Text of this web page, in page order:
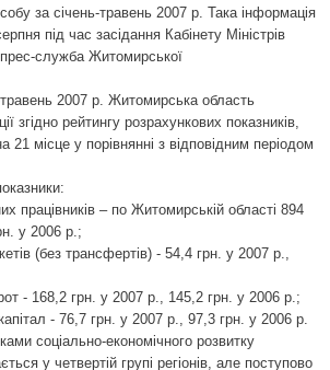
за січень-травень 2007 р. Така інформація
під час засідання Кабінету Міністрів
служба Житомирської
травень 2007 р. Житомирська область
згідно рейтингу розрахункових показників,
21 місце у порівнянні з відповідним періодом
працівників – по Житомирській області 894
у 2006 р.;
(без трансфертів) - 54,4 грн. у 2007 р.,
- 168,2 грн. у 2007 р., 145,2 грн. у 2006 р.;
- 76,7 грн. у 2007 р., 97,3 грн. у 2006 р.
соціально-економічного розвитку
у четвертій групі регіонів, але поступово